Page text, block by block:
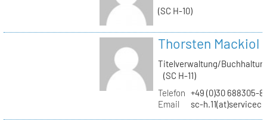
(SC H-10)
Thorsten Mackiol
Titelverwaltung/
(SC H-11)
Telefon +49 (0)30 688305-
Email
sc-